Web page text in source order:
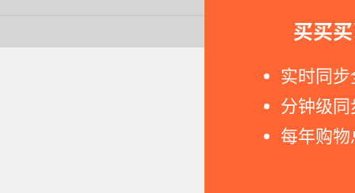
买买
实时同
分钟级
每年购
Copyright © 2011-2026 网购